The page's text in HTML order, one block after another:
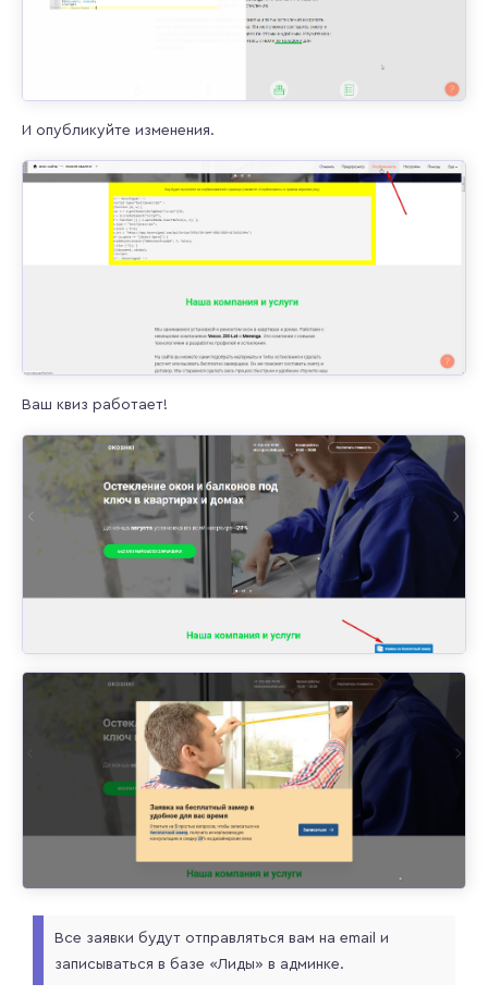
И опубликуйте изменения.
Ваш квиз работает!
Все заявки будут отправляться вам на email и
записываться в базе «Лиды» в админке.